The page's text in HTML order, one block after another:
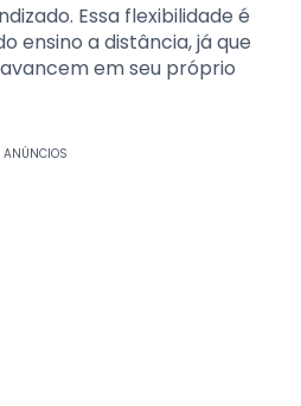
Essa flexibilidade é
ensino a distância, já que
em seu próprio
ANÚNCIOS